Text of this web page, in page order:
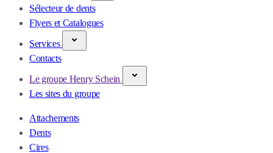
Sélecteur de dents
Flyers et Catalogues
Services
Contacts
Le groupe Henry Schein
Les sites du groupe
Attachements
Dents
Cires